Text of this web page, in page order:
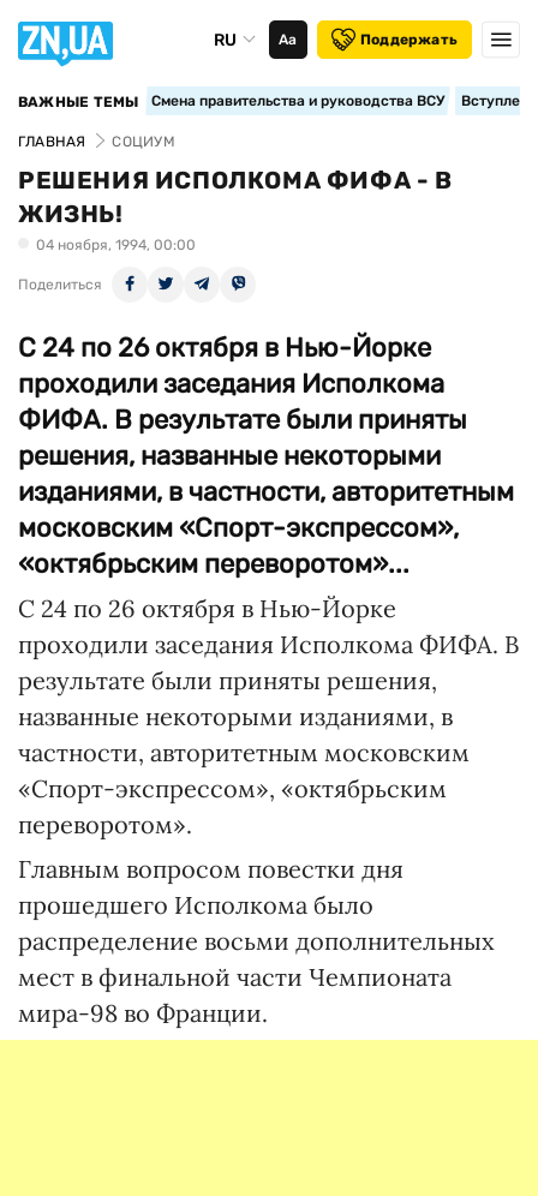
RU Аа Поддержать
ВАЖНЫЕ ТЕМЫ Смена правительства и руководства ВСУ
ГЛАВНАЯ СОЦИУМ
РЕШЕНИЯ ИСПОЛКОМА ФИФА - В
ЖИЗНЬ!
04 ноября, 1994, 00:00
Поделиться
С 24 по 26 октября в Нью-Йорке
проходили заседания Исполкома
ФИФА. В результате были приняты
решения, названные некоторыми
изданиями, в частности, авторитетным
московским «Спорт-экспрессом»,
«октябрьским переворотом»...
С 24 по 26 октября в Нью-Йорке
проходили заседания Исполкома ФИФА. В
результате были приняты решения,
названные некоторыми изданиями, в
частности, авторитетным московским
«Спорт-экспрессом», «октябрьским
переворотом».
Главным вопросом повестки дня
прошедшего Исполкома было
распределение восьми дополнительных
мест в финальной части Чемпионата
мира-98 во Франции.